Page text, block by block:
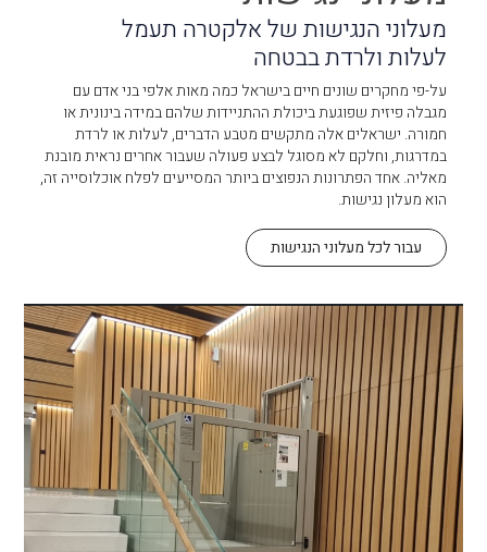
מעלוני הנגישות של אלקטרה תעמל
לעלות ולרדת בבטחה
על-פי מחקרים שונים חיים בישראל כמה מאות אלפי בני אדם עם
מגבלה פיזית שפוגעת ביכולת ההתניידות שלהם במידה בינונית או
חמורה. ישראלים אלה מתקשים מטבע הדברים, לעלות או לרדת
במדרגות, וחלקם לא מסוגל לבצע פעולה שעבור אחרים נראית מובנת
מאליה. אחד הפתרונות הנפוצים ביותר המסייעים לפלח אוכלוסייה זה,
הוא מעלון נגישות.
עבור לכל מעלוני הנגישות